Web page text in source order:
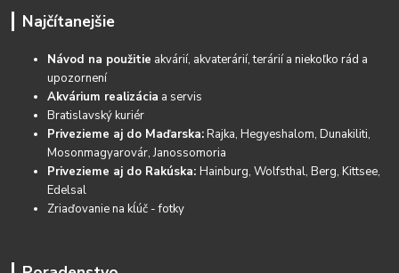
Najčítanejšie
Návod na použitie akvárií, akvaterárií, terárií a niekoľko rád a
upozornení
Akvárium realizácia a servis
Bratislavský kuriér
Privezieme aj do Maďarska:Rajka, Hegyeshalom, Dunakiliti,
Mosonmagyarovár, Janossomoria
Privezieme aj do Rakúska:Hainburg, Wolfsthal, Berg, Kittsee,
Edelsal
Zriaďovanie na kĺúč - fotky